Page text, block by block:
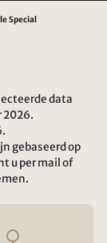
Special
data
2026.
gebaseerd op
u per mail of